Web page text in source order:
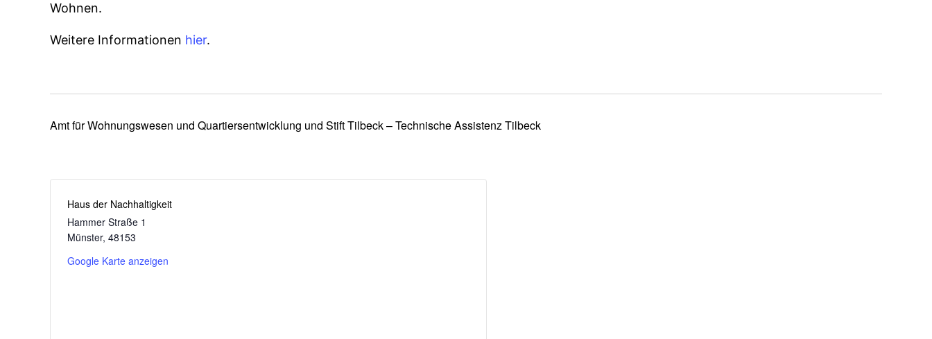
Wohnen.
Weitere Informationen hier.
Amt für Wohnungswesen und Quartiersentwicklung und Stift Tilbeck – Technische Assistenz Tilbeck
Haus der Nachhaltigkeit
Hammer Straße 1
Münster, 48153
Google Karte anzeigen